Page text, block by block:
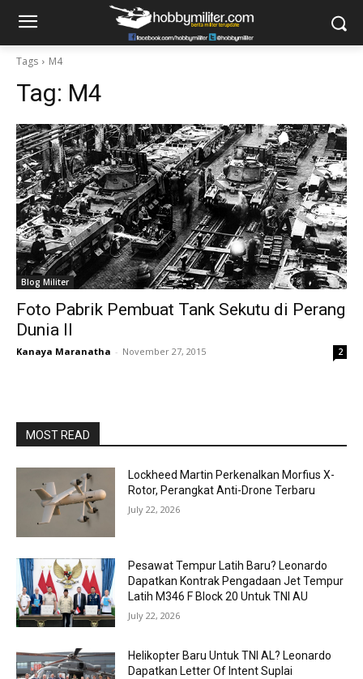
Tags M4
Tag: M4
Blog Militer
Foto Pabrik Pembuat Tank Sekutu di Perang
Dunia II
Kanaya Maranatha - November 27, 2015 2
MOST READ
Lockheed Martin Perkenalkan Morfius X-
Rotor, Perangkat Anti-Drone Terbaru
July 22, 2026
Pesawat Tempur Latih Baru? Leonardo
Dapatkan Kontrak Pengadaan Jet Tempur
Latih M346 F Block 20 Untuk TNI AU
July 22, 2026
Helikopter Baru Untuk TNI AL? Leonardo
Dapatkan Letter Of Intent Suplai